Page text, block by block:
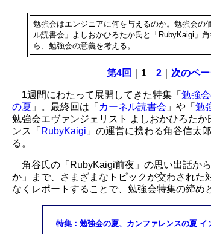
勉強会はエンジニアに何を与えるのか。勉強会の
ル読書会」よしおかひろたか氏と「RubyKaigi」
ら、勉強会の意義を考える。
第4回 1 2｜ 次のペ
1週間にわたって展開してきた特集「 勉強
の夏 」。最終回は「 カーネル読書会 」や「 勉
勉強会エヴァンジェリスト よしおかひろたか
ンス「 RubyKaigi 」の運営に携わる角谷信太
る。
角谷氏の「RubyKaigi前夜」の思い出話か
か」まで、さまざまなトピックが交わされた
なくレポートすることで、勉強会特集の締め
特集：勉強会の夏、カンファレンスの夏 イ